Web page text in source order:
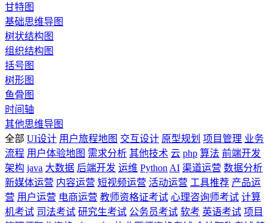
甘特图
基础思维导图
树状结构图
组织结构图
括号图
树形图
鱼骨图
时间轴
其他思维导图
全部 UI设计 用户旅程地图 交互设计 原型规划 项目管理 业务
流程 用户体验地图 需求分析 其他技术 云 php 算法 前端开发
架构 java 大数据 后端开发 运维 Python AI 渠道运营 数据分析
新媒体运营 内容运营 短视频运营 活动运营 工具推荐 产品运
营 用户运营 电商运营 教师资格证考试 心理咨询师考试 计算
机考试 司法考试 研究生考试 公务员考试 软考 英语考试 项目